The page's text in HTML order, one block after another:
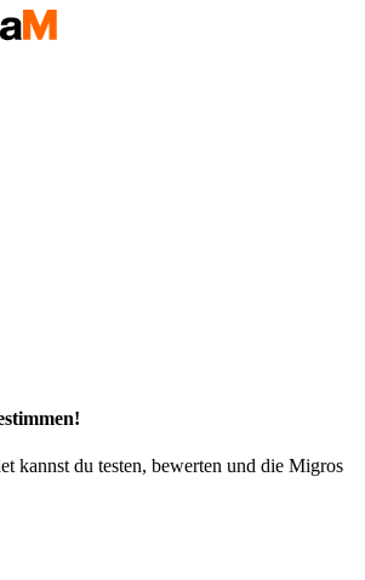
kannst du testen, bewerten und die Migros